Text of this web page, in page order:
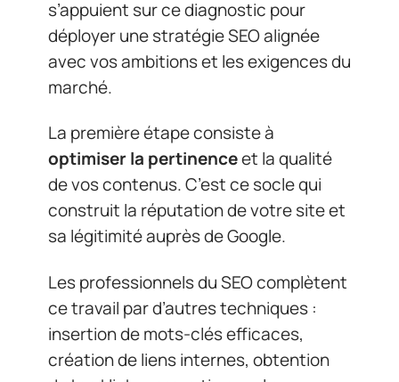
s’appuient sur ce diagnostic pour
déployer une stratégie SEO alignée
avec vos ambitions et les exigences du
marché.
La première étape consiste à
optimiser la pertinenceet la qualité
de vos contenus. C’est ce socle qui
construit la réputation de votre site et
sa légitimité auprès de Google.
Les professionnels du SEO complètent
ce travail par d’autres techniques :
insertion de mots-clés efficaces,
création de liens internes, obtention